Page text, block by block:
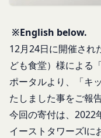
※English below.
12月24日に開催され
ども食堂）様による
ポータルより、「キ
たしました事をご報
今回の寄付は、2022
イーストタワーズⅠ
当社は、お客様
場合、以下の情
す。）をご提供
氏名、生年月日
る情報
メールアドレス
情報
当該各号に定め
「本サービス」
当社が提供する
携により利用で
「契約者」
本利用規約に基
方をいいます。
「利用者」
ギフト券を適用
Amazonギフト券の
カスタマーサポー
問い合わせくださ
こちら
をご確認